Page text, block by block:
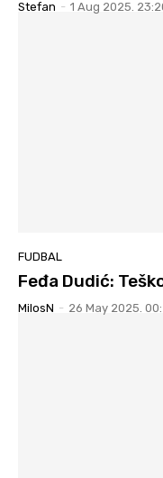
Stefan - 1 Aug 2025.
FUDBAL
Feđa Dudić:
MilosN - 26 May 2025.